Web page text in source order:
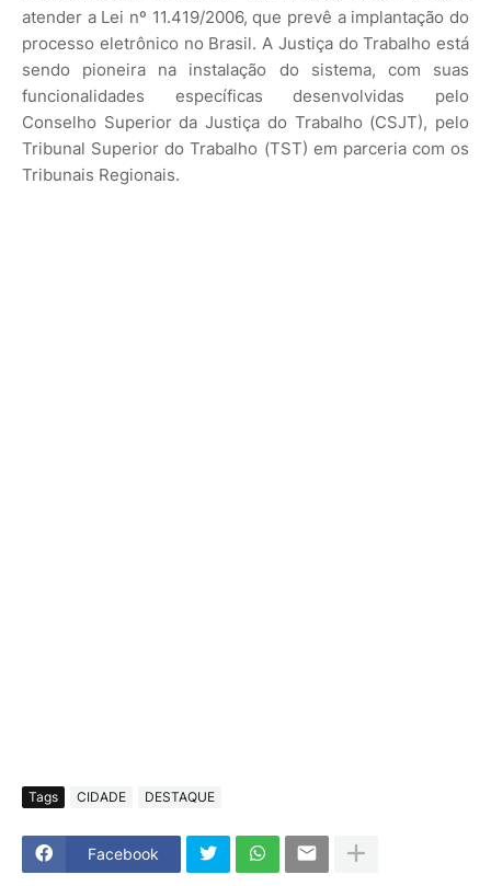
atender a Lei nº 11.419/2006, que prevê a implantação do
processo eletrônico no Brasil. A Justiça do Trabalho está
sendo pioneira na instalação do sistema, com suas
funcionalidades específicas desenvolvidas pelo
Conselho Superior da Justiça do Trabalho (CSJT), pelo
Tribunal Superior do Trabalho (TST) em parceria com os
Tribunais Regionais.
Tags CIDADE DESTAQUE
Facebook